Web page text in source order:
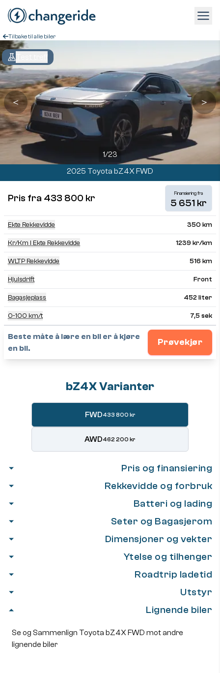
Tilbake til alle biler
＜
1/23
＞
2025 Toyota bZ4X FWD
Pris fra 433 800 kr Finansiering fra
5 651 kr
Ekte Rekkevidde 350 km
Kr/km I Ekte Rekkevidde 1239 kr/km
WLTP Rekkevidde 516 km
Hjulsdrift Front
Bagasjeplass 452 liter
0-100 km/t 7,5 sek
Beste måte å lære en bil er å kjøre
en bil.
Prøvekjør
bZ4X Varianter
FWD433 800 kr
AWD462 200 kr
Pris og finansiering
Rekkevidde og forbruk
Batteri og lading
Seter og Bagasjerom
Dimensjoner og vekter
Ytelse og tilhenger
Roadtrip ladetid
Utstyr
Lignende biler
Se og Sammenlign Toyota bZ4X FWD mot andre
lignende biler